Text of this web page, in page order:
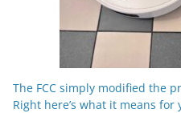
The FCC simply modified the
Right here’s what it means for